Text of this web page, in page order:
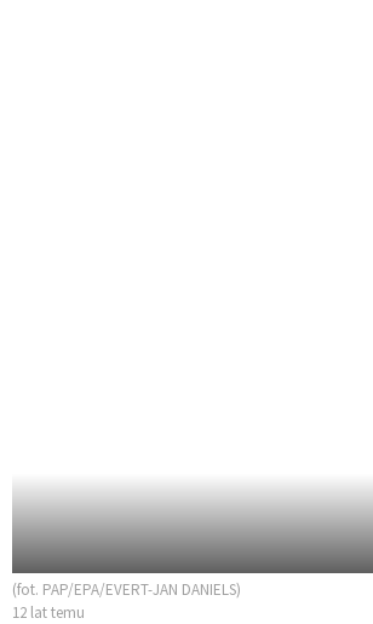
(fot. PAP/EPA/EVERT-JAN DANIELS)
12 lat temu